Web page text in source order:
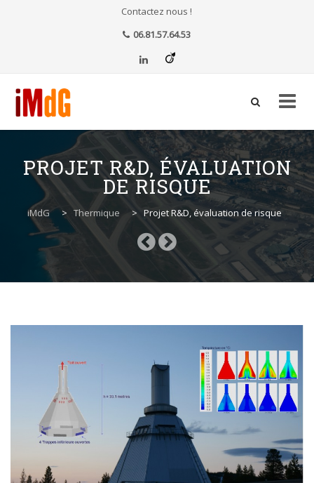
Contactez nous !
06.81.57.64.53
contenu
PROJET R&D, ÉVALUATION
DE RISQUE
iMdG > Thermique > Projet R&D, évaluation de risque